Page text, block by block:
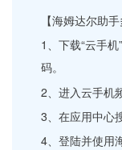
【海姆达尔助
1、下载“云手
码。
2、进入云手机
3、在应用中心
4、登陆并使用